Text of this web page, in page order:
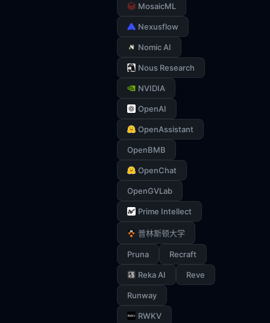
MosaicML
Nexusflow
Nomic AI
Nous Research
NVIDIA
OpenAI
OpenAssistant
OpenBMB
OpenChat
OpenGVLab
Prime Intellect
普林斯顿大学
Pruna Recraft
Reka AI Reve
Runway
RWKV